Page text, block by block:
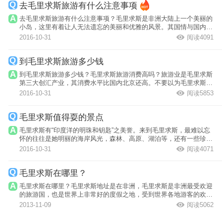
去毛里求斯旅游有什么注意事项
去毛里求斯旅游有什么注意事项？毛里求斯是非洲大陆上一个美丽的
小岛，这里有着让人无法遗忘的美丽和优雅的风景。其国情与国内相
差较大，下...
2016-10-31 阅读4091
到毛里求斯旅游多少钱
到毛里求斯旅游多少钱？毛里求斯旅游消费高吗？旅游业是毛里求斯
第三大创汇产业，其消费水平比国内北京还高。不要以为毛里求斯是
非洲，消费...
2016-10-31 阅读5853
毛里求斯值得耍的景点
毛里求斯有“印度洋的明珠和钥匙”之美誉。来到毛里求斯，最难以忘
怀的往往是她明丽的海岸风光，森林、高原、湖泊等，还有一些珍禽
异兽。
2016-10-31 阅读4071
毛里求斯在哪里？
毛里求斯在哪里？毛里求斯地址是在非洲，毛里求斯是非洲最受欢迎
的旅游国，也是世界上非常好的度假之地，受到世界各地游客的欢
迎，可能你对...
2013-11-09 阅读5062